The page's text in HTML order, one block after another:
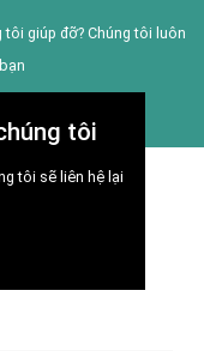
tôi giúp đỡ? Chúng tôi luôn
tôi
tôi sẽ liên hệ lại